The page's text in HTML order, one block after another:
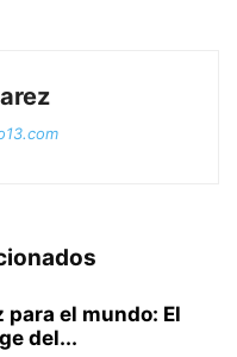
para el mundo: El
del...